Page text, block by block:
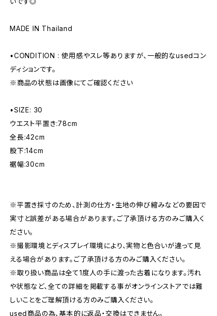
MADE IN Thailand
•CONDITION : 使用感やスレ等ありますが、一般的なusedコン
ディションです。
※商品の状態は画像にてご確認ください
•SIZE: 30
ウエスト平置き:78cm
全長:42cm
股下:14cm
裾幅:30cm
※平置き採寸のため、計測の仕方・生地の伸び縮みなどの要因で
実寸と誤差がある場合があります。ご了承頂ける方のみご購入く
ださい。
※撮影環境とディスプレイ環境により、実物と色合いが違って見
える場合があります。ご了承頂ける方のみご購入ください。
※取り扱い商品は全て1度人の手に渡った古着になります。汚れ
や状態など、全ての詳細を掲載する事がオンラインストアでは難
しいことをご理解頂ける方のみご購入ください。
used商品の為、基本的に返品・交換はできません。